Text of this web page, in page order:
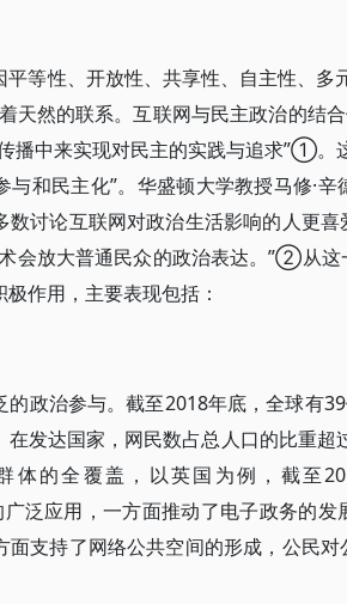
等性、开放性、共享性、自主性、多
天然的联系。互联网与民主政治的结
播中来实现对民主的实践与追求”①。
与和民主化”。华盛顿大学教授马修·
数讨论互联网对政治生活影响的人更
会放大普通民众的政治表达。”②从
作用，主要表现包括：
的政治参与。截至2018年底，全球有
在发达国家，网民数占总人口的比重
体的全覆盖，以英国为例，截至
泛应用，一方面推动了电子政务的发
面支持了网络公共空间的形成，公民